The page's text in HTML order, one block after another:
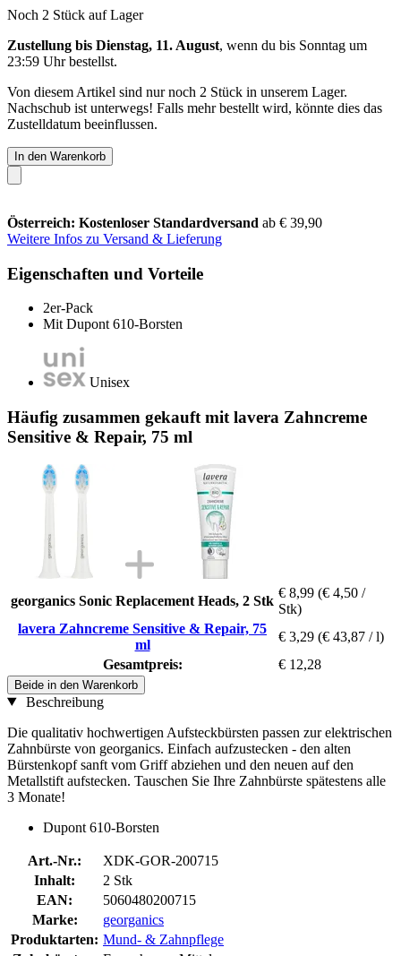
Noch 2 Stück auf Lager
Zustellung bis Dienstag, 11. August, wenn du bis Sonntag um
23:59 Uhrbestellst.
Von diesem Artikel sind nur noch 2 Stück in unserem Lager.
Nachschub ist unterwegs! Falls mehr bestellt wird, könnte dies das
Zustelldatum beeinflussen.
In den Warenkorb
Österreich: Kostenloser Standardversand ab € 39,90
Weitere Infos zu Versand & Lieferung
Eigenschaften und Vorteile
2er-Pack
Mit Dupont 610-Borsten
Unisex
Häufig zusammen gekauft mit lavera Zahncreme
Sensitive & Repair, 75 ml
georganics Sonic Replacement Heads, 2 Stk
€ 8,99 (€ 4,50 /
Stk)
lavera Zahncreme Sensitive & Repair, 75
ml
€ 3,29 (€ 43,87 / l)
Gesamtpreis:
€ 12,28
Beide in den Warenkorb
Beschreibung
Die qualitativ hochwertigen Aufsteckbürsten passen zur elektrischen
Zahnbürste von georganics. Einfach aufzustecken - den alten
Bürstenkopf sanft vom Griff abziehen und den neuen auf den
Metallstift aufstecken. Tauschen Sie Ihre Zahnbürste spätestens alle
3 Monate!
Dupont 610-Borsten
Art.-Nr.:
XDK-GOR-200715
Inhalt:
2 Stk
EAN:
5060480200715
Marke:
georganics
Produktarten: Mund- & Zahnpflege